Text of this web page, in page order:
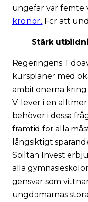
ungefär var femte
kronor. För att
Stärk
Regeringens
kursplaner med
ambitionerna kring
Vi lever i en
behöver i dessa
framtid för alla
långsiktigt
Spiltan Invest
alla
gensvar som
ungdomarnas